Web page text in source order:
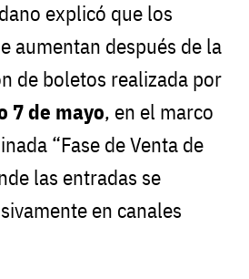
explicó que los
aumentan después de la
de boletos realizada por
7 de mayo, en el marco
“Fase de Venta de
las entradas se
en canales